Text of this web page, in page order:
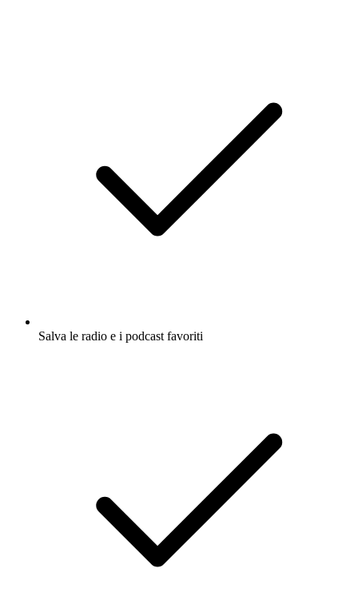
Salva le radio e i podcast favoriti